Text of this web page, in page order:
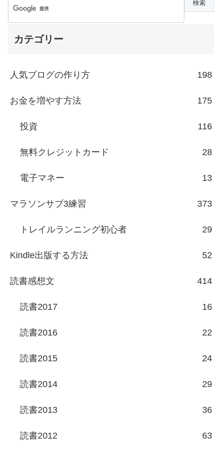
カテゴリー
人気ブログの作り方 198
お金を増やす方法 175
投資 116
無料クレジットカード 28
電子マネー 13
マラソンサブ3練習 373
トレイルランニング初心者 29
Kindle出版する方法 52
読書感想文 414
読書2017 16
読書2016 22
読書2015 24
読書2014 29
読書2013 36
読書2012 63